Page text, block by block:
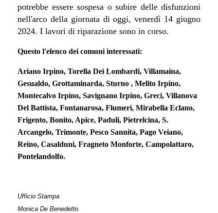
potrebbe essere sospesa o subire delle disfunzioni
nell'arco della giornata di oggi, venerdì 14 giugno
2024. I lavori di riparazione sono in corso.
Questo l'elenco dei comuni interessati:
Ariano Irpino, Torella Dei Lombardi, Villamaina,
Gesualdo, Grottaminarda, Sturno , Melito Irpino,
Montecalvo Irpino, Savignano Irpino, Greci, Villanova
Del Battista, Fontanarosa, Flumeri, Mirabella Eclano,
Frigento, Bonito, Apice, Paduli, Pietrelcina, S.
Arcangelo, Trimonte, Pesco Sannita, Pago Veiano,
Reino, Casalduni, Fragneto Monforte, Campolattaro,
Pontelandolfo.
Ufficio Stampa
Monica De Benedetto